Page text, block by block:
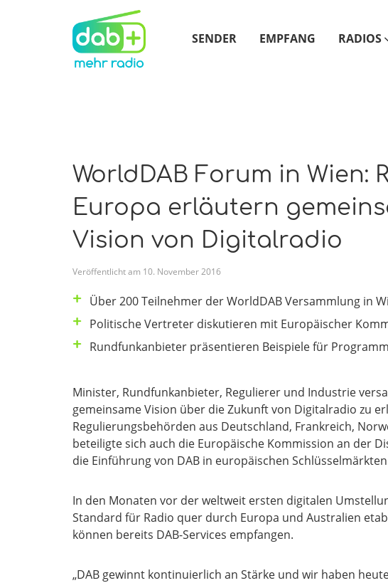
SENDER EMPFANG RADIOS
WorldDAB Forum in Wien:
Europa erläutern
Vision von Digitalradio
Veröffentlicht am 10. November2016
Über 200 Teilnehmer der WorldDAB Versammlung in
Politische Vertreter diskutieren mit Europäischer
Rundfunkanbieter präsentieren Beispiele für
Minister, Rundfunkanbieter, Regulierer und Industrie
gemeinsame Vision über die Zukunft von Digitalradio zu
Regulierungsbehörden aus Deutschland, Frankreich,
beteiligte sich auch die Europäische Kommission an der
die Einführung von DAB in europäischen
In den Monaten vor der weltweit ersten digitalen
Standard für Radio quer durch Europa und Australien
können bereits DAB-Services empfangen.
„DAB gewinnt kontinuierlich an Stärke und wir haben